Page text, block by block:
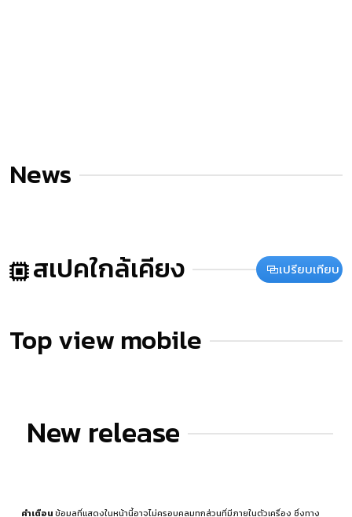
News
สเปคใกล้เคียง เปรียบเทียบ
Top view mobile
New release
คำเตือนข้อมูลที่แสดงในหน้านี้อาจไม่ครอบคลุมทุกส่วนที่มีภายในตัวเครื่อง ซึ่งทาง